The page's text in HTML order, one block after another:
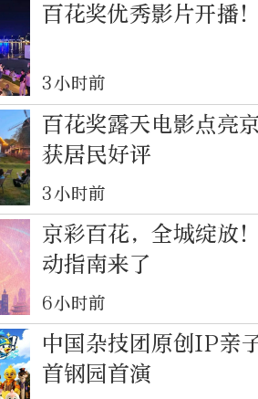
百花奖优秀影片开播
3小时前
百花奖露天电影点亮
获居民好评
3小时前
京彩百花，全城绽放
动指南来了
6小时前
中国杂技团原创IP亲
首钢园首演